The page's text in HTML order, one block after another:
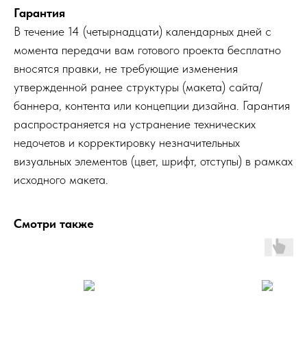
Гарантия
В течение 14 (четырнадцати) календарных дней с
момента передачи вам готового проекта бесплатно
вносятся правки, не требующие изменения
утвержденной ранее структуры (макета) сайта/
баннера, контента или концепции дизайна. Гарантия
распространяется на устранение технических
недочетов и корректировку незначительных
визуальных элементов (цвет, шрифт, отступы) в рамках
исходного макета.
Смотри также